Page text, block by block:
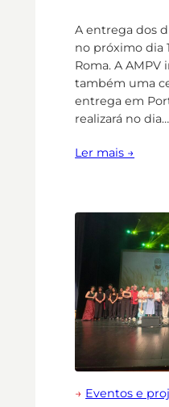
A entrega dos
no próximo dia
Roma. A AMPV
também uma
entrega em
realizará no dia…
Ler mais →
→ Eventos e